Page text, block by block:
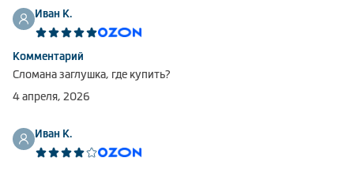
Иван К.
Комментарий
Сломана заглушка, где купить?
4 апреля, 2026
Иван К.